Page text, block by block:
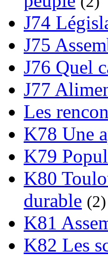
J74
J75
J76 Quel
J77
Les
K78 Une
K79
K80
durable (2)
K81
K82 Les